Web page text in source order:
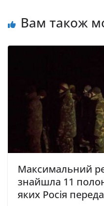
Вам також
Максимальний
знайшла 11
яких Росія